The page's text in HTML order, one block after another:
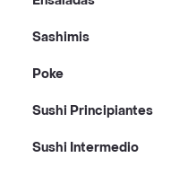
Sashimis
Poke
Sushi Principiantes
Sushi Intermedio